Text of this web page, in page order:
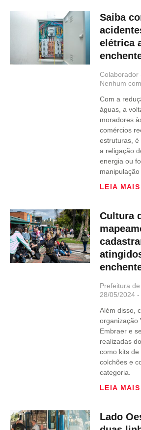
Saiba
elétrica
Colaborador
Nenhum
Com a
águas, a
moradores
comércios
estruturas, é
a religação
energia ou
LEIA MAIS
Cultura
Prefeitura
28/05/2024
Além disso,
organização
Embraer e
realizadas
como kits de
colchões e
categoria.
LEIA MAIS
Lado